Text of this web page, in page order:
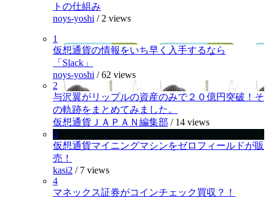
トの仕組み
noys-yoshi / 2 views
1
仮想通貨の情報をいち早く入手するなら
「Slack」
noys-yoshi /62 views
2
与沢翼がリップルの資産のみで２０億円突破！そ
の軌跡をまとめてみました。
仮想通貨ＪＡＰＡＮ編集部 / 14 views
3
仮想通貨マイニングマシンをゼロフィールドが販
売！
kasi2 / 7 views
4
マネックス証券がコインチェック買収？！